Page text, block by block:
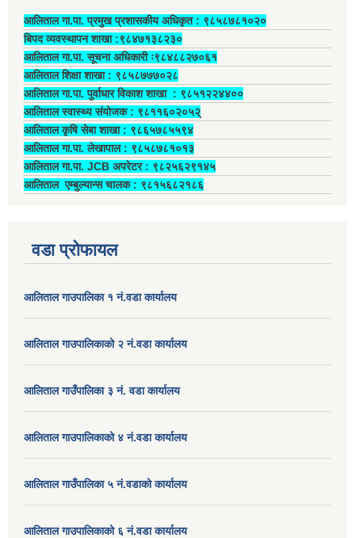
आलिताल गा.पा. प्रमुख प्रशासकीय अधिकृत ‍: ९८५८७८१०२०
बिपद व्यवस्थापन शाखा :९८४७१३८२३०
आलिताल गा.पा. सूचना अधिकारी ः९८४८८२७०६१
आलिताल शिक्षा शाखा : ९८५८७७७०२८
आलिताल गा.पा. पुर्वाधार विकाश शाखा ‍: ९८५१२२४४००
आलिताल स्वास्थ्य संयोजक ‍: ९८११६०२०५२्
आलिताल कृषि सेबा शाखा : ९८६५७८५५९४
आलिताल गा.पा. लेखापाल ‍: ९८५८७८१०१३
आलिताल गा.पा. JCB अपरेटर ‍: ९८२५६२९१४५
आलिताल एम्बुल्यान्स चालक ‍: ९८१५६८२१८६
वडा प्रोफायल
आलिताल गाउपालिका १ नं.वडा कार्यालय
आलिताल गाउपालिकाको २ नं.वडा कार्यालय
आलिताल गाउँपालिका ३ नं. वडा कार्यालय
आलिताल गाउपालिकाको ४ नं.वडा कार्यालय
आलिताल गाउँपालिका ५ नं.वडाको कार्यालय
आलिताल गाउपालिकाको ६ नं.वडा कार्यालय